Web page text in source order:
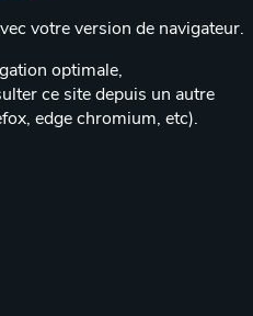
votre version de navigateur.
optimale,
ce site depuis un autre
edge chromium, etc).